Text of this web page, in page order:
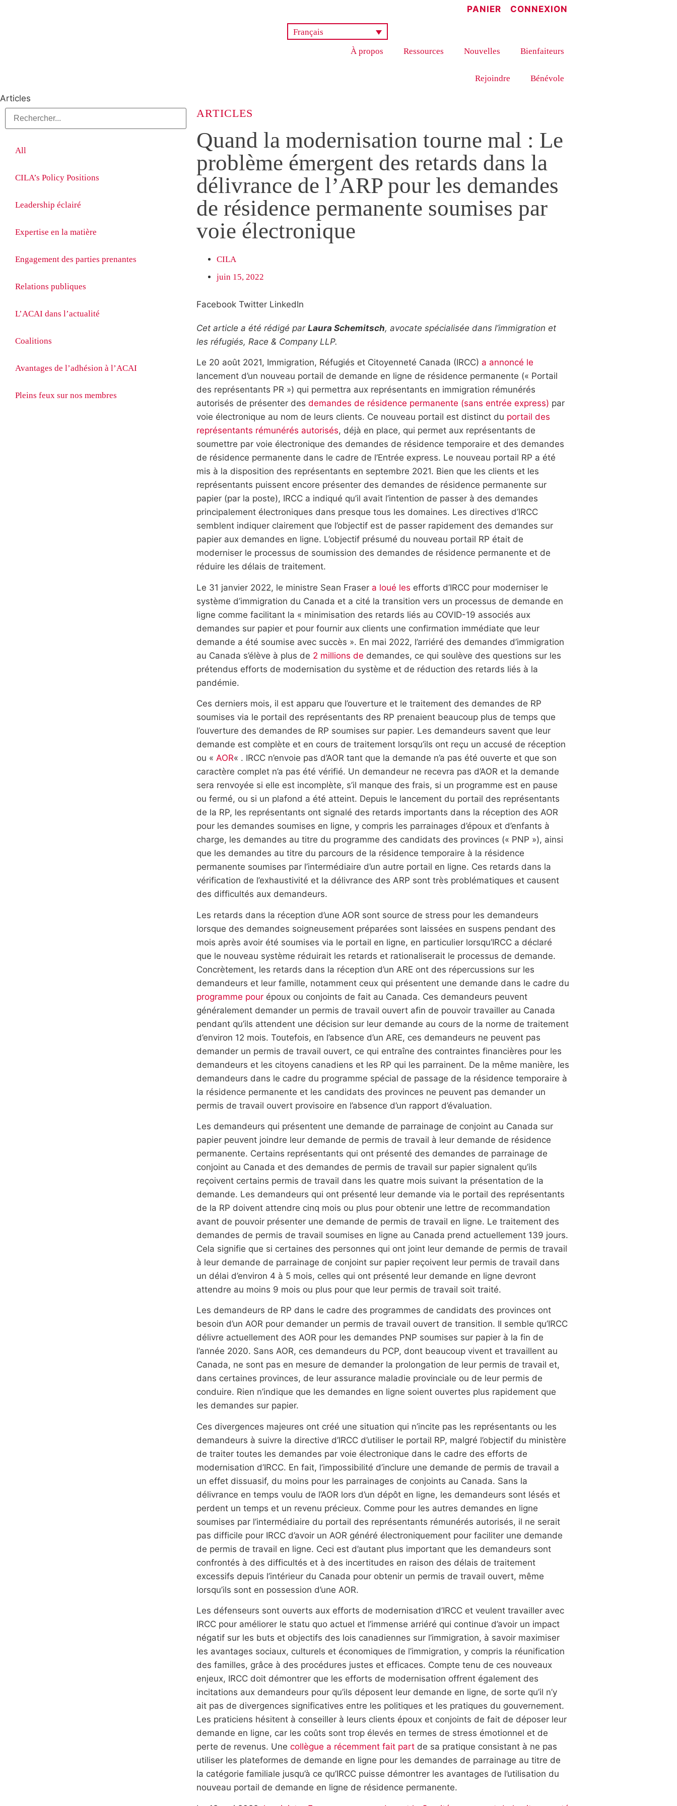
PANIER CONNEXION
Français
À propos
Ressources Nouvelles Bienfaiteurs
Rejoindre Bénévole
Articles
All
CILA’s Policy Positions
Leadership éclairé
Expertise en la matière
Engagement des parties prenantes
Relations publiques
L’ACAI dans l’actualité
Coalitions
Avantages de l’adhésion à l’ACAI
Pleins feux sur nos membres
ARTICLES
Quand la modernisation tourne mal : Le
problème émergent des retards dans la
délivrance de l’ARP pour les demandes
de résidence permanente soumises par
voie électronique
CILA
juin 15, 2022
Facebook Twitter LinkedIn
Cet article a été rédigé par Laura Schemitsch, avocate spécialisée dans l’immigration et
les réfugiés, Race & Company LLP.
Le 20 août 2021, Immigration, Réfugiés et Citoyenneté Canada (IRCC) a annoncé le
lancement d’un nouveau portail de demande en ligne de résidence permanente (« Portail
des représentants PR ») qui permettra aux représentants en immigration rémunérés
autorisés de présenter des demandes de résidence permanente (sans entrée express) par
voie électronique au nom de leurs clients. Ce nouveau portail est distinct du portail des
représentants rémunérés autorisés, déjà en place, qui permet aux représentants de
soumettre par voie électronique des demandes de résidence temporaire et des demandes
de résidence permanente dans le cadre de l’Entrée express. Le nouveau portail RP a été
mis à la disposition des représentants en septembre 2021. Bien que les clients et les
représentants puissent encore présenter des demandes de résidence permanente sur
papier (par la poste), IRCC a indiqué qu’il avait l’intention de passer à des demandes
principalement électroniques dans presque tous les domaines. Les directives d’IRCC
semblent indiquer clairement que l’objectif est de passer rapidement des demandes sur
papier aux demandes en ligne. L’objectif présumé du nouveau portail RP était de
moderniser le processus de soumission des demandes de résidence permanente et de
réduire les délais de traitement.
Le 31 janvier 2022, le ministre Sean Fraser a loué les efforts d’IRCC pour moderniser le
système d’immigration du Canada et a cité la transition vers un processus de demande en
ligne comme facilitant la « minimisation des retards liés au COVID-19 associés aux
demandes sur papier et pour fournir aux clients une confirmation immédiate que leur
demande a été soumise avec succès ». En mai 2022, l’arriéré des demandes d’immigration
au Canada s’élève à plus de 2 millions de demandes, ce qui soulève des questions sur les
prétendus efforts de modernisation du système et de réduction des retards liés à la
pandémie.
Ces derniers mois, il est apparu que l’ouverture et le traitement des demandes de RP
soumises via le portail des représentants des RP prenaient beaucoup plus de temps que
l’ouverture des demandes de RP soumises sur papier. Les demandeurs savent que leur
demande est complète et en cours de traitement lorsqu’ils ont reçu un accusé de réception
ou « AOR« . IRCC n’envoie pas d’AOR tant que la demande n’a pas été ouverte et que son
caractère complet n’a pas été vérifié. Un demandeur ne recevra pas d’AOR et la demande
sera renvoyée si elle est incomplète, s’il manque des frais, si un programme est en pause
ou fermé, ou si un plafond a été atteint. Depuis le lancement du portail des représentants
de la RP, les représentants ont signalé des retards importants dans la réception des AOR
pour les demandes soumises en ligne, y compris les parrainages d’époux et d’enfants à
charge, les demandes au titre du programme des candidats des provinces (« PNP »), ainsi
que les demandes au titre du parcours de la résidence temporaire à la résidence
permanente soumises par l’intermédiaire d’un autre portail en ligne. Ces retards dans la
vérification de l’exhaustivité et la délivrance des ARP sont très problématiques et causent
des difficultés aux demandeurs.
Les retards dans la réception d’une AOR sont source de stress pour les demandeurs
lorsque des demandes soigneusement préparées sont laissées en suspens pendant des
mois après avoir été soumises via le portail en ligne, en particulier lorsqu’IRCC a déclaré
que le nouveau système réduirait les retards et rationaliserait le processus de demande.
Concrètement, les retards dans la réception d’un ARE ont des répercussions sur les
demandeurs et leur famille, notamment ceux qui présentent une demande dans le cadre du
programme pourépoux ou conjoints de fait au Canada. Ces demandeurs peuvent
généralement demander un permis de travail ouvert afin de pouvoir travailler au Canada
pendant qu’ils attendent une décision sur leur demande au cours de la norme de traitement
d’environ 12 mois. Toutefois, en l’absence d’un ARE, ces demandeurs ne peuvent pas
demander un permis de travail ouvert, ce qui entraîne des contraintes financières pour les
demandeurs et les citoyens canadiens et les RP qui les parrainent. De la même manière, les
demandeurs dans le cadre du programme spécial de passage de la résidence temporaire à
la résidence permanente et les candidats des provinces ne peuvent pas demander un
permis de travail ouvert provisoire en l’absence d’un rapport d’évaluation.
Les demandeurs qui présentent une demande de parrainage de conjoint au Canada sur
papier peuvent joindre leur demande de permis de travail à leur demande de résidence
permanente. Certains représentants qui ont présenté des demandes de parrainage de
conjoint au Canada et des demandes de permis de travail sur papier signalent qu’ils
reçoivent certains permis de travail dans les quatre mois suivant la présentation de la
demande. Les demandeurs qui ont présenté leur demande via le portail des représentants
de la RP doivent attendre cinq mois ou plus pour obtenir une lettre de recommandation
avant de pouvoir présenter une demande de permis de travail en ligne. Le traitement des
demandes de permis de travail soumises en ligne au Canada prend actuellement 139 jours.
Cela signifie que si certaines des personnes qui ont joint leur demande de permis de travail
à leur demande de parrainage de conjoint sur papier reçoivent leur permis de travail dans
un délai d’environ 4 à 5 mois, celles qui ont présenté leur demande en ligne devront
attendre au moins 9 mois ou plus pour que leur permis de travail soit traité.
Les demandeurs de RP dans le cadre des programmes de candidats des provinces ont
besoin d’un AOR pour demander un permis de travail ouvert de transition. Il semble qu’IRCC
délivre actuellement des AOR pour les demandes PNP soumises sur papier à la fin de
l’année 2020. Sans AOR, ces demandeurs du PCP, dont beaucoup vivent et travaillent au
Canada, ne sont pas en mesure de demander la prolongation de leur permis de travail et,
dans certaines provinces, de leur assurance maladie provinciale ou de leur permis de
conduire. Rien n’indique que les demandes en ligne soient ouvertes plus rapidement que
les demandes sur papier.
Ces divergences majeures ont créé une situation qui n’incite pas les représentants ou les
demandeurs à suivre la directive d’IRCC d’utiliser le portail RP, malgré l’objectif du ministère
de traiter toutes les demandes par voie électronique dans le cadre des efforts de
modernisation d’IRCC. En fait, l’impossibilité d’inclure une demande de permis de travail a
un effet dissuasif, du moins pour les parrainages de conjoints au Canada. Sans la
délivrance en temps voulu de l’AOR lors d’un dépôt en ligne, les demandeurs sont lésés et
perdent un temps et un revenu précieux. Comme pour les autres demandes en ligne
soumises par l’intermédiaire du portail des représentants rémunérés autorisés, il ne serait
pas difficile pour IRCC d’avoir un AOR généré électroniquement pour faciliter une demande
de permis de travail en ligne. Ceci est d’autant plus important que les demandeurs sont
confrontés à des difficultés et à des incertitudes en raison des délais de traitement
excessifs depuis l’intérieur du Canada pour obtenir un permis de travail ouvert, même
lorsqu’ils sont en possession d’une AOR.
Les défenseurs sont ouverts aux efforts de modernisation d’IRCC et veulent travailler avec
IRCC pour améliorer le statu quo actuel et l’immense arriéré qui continue d’avoir un impact
négatif sur les buts et objectifs des lois canadiennes sur l’immigration, à savoir maximiser
les avantages sociaux, culturels et économiques de l’immigration, y compris la réunification
des familles, grâce à des procédures justes et efficaces. Compte tenu de ces nouveaux
enjeux, IRCC doit démontrer que les efforts de modernisation offrent également des
incitations aux demandeurs pour qu’ils déposent leur demande en ligne, de sorte qu’il n’y
ait pas de divergences significatives entre les politiques et les pratiques du gouvernement.
Les praticiens hésitent à conseiller à leurs clients époux et conjoints de fait de déposer leur
demande en ligne, car les coûts sont trop élevés en termes de stress émotionnel et de
perte de revenus. Une collègue a récemment fait partde sa pratique consistant à ne pas
utiliser les plateformes de demande en ligne pour les demandes de parrainage au titre de
la catégorie familiale jusqu’à ce qu’IRCC puisse démontrer les avantages de l’utilisation du
nouveau portail de demande en ligne de résidence permanente.